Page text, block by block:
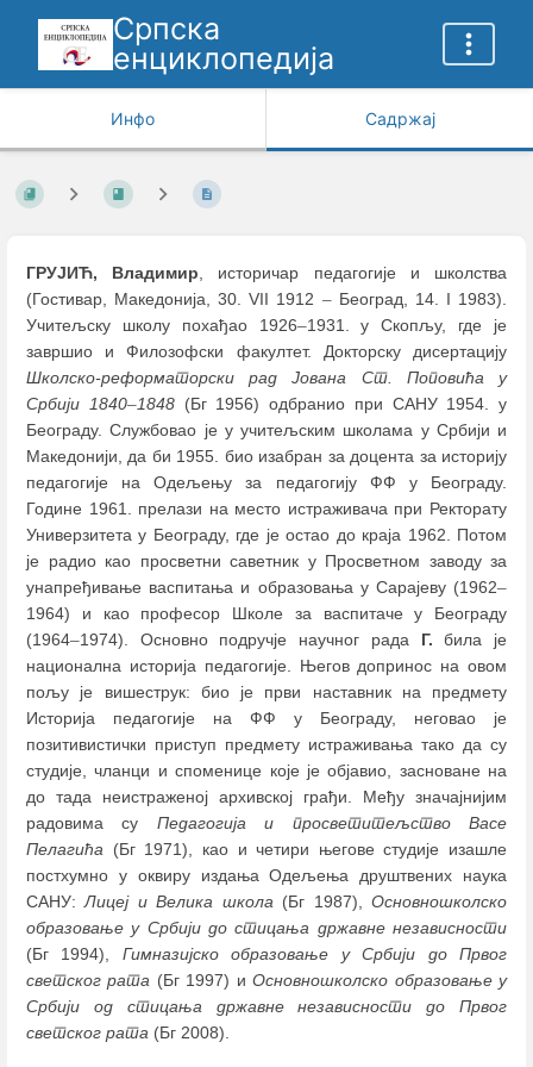
Српска
енциклопедија
Инфо Садржај
ГРУЈИЋ, Владимир, историчар педагогије и школства
(Гостивар, Македонија, 30. VII 1912 –Београд, 14. I 1983).
Учитељску школу похађао 1926–1931. у Скопљу, где је
завршио и Филозофски факултет. Докторску дисертацију
Школско-реформаторски рад Јована Ст. Поповића у
Србији 1840–1848(Бг 1956) одбранио при САНУ 1954. у
Београду. Службовао је у учитељским школама у Србији и
Македонији, да би 1955. био изабран за доцента за историју
педагогије на Одељењу за педагогију ФФ у Београду.
Године 1961. прелази на место истраживача при Ректорату
Универзитета у Београду, где је остао до краја 1962. Потом
је радио као просветни саветник у Просветном заводу за
унапређивање васпитања и образовања у Сарајеву (1962–
1964) и као професор Школе за васпитаче у Београду
(1964–1974). Основно подручје научног рада Г. била је
национална историја педагогије. Његов допринос на овом
пољу је вишеструк: био је први наставник на предмету
Историја педагогије на ФФ у Београду, неговао је
позитивистички приступ предмету истраживања тако да су
студије, чланци и споменице које је објавио, засноване на
до тада неистраженој архивској грађи. Међу значајнијим
радовима су Педагогија и просветитељство Васе
Пелагића (Бг 1971), као и четири његове студије изашле
постхумно у оквиру издања Одељења друштвених наука
САНУ:Лицеј и Велика школа(Бг 1987),Основношколско
образовање у Србији до стицања државне независности
(Бг 1994), Гимназијско образовање у Србији до Првог
светског рата (Бг 1997) иОсновношколско образовање у
Србији од стицања државне независности до Првог
светског рата (Бг 2008).